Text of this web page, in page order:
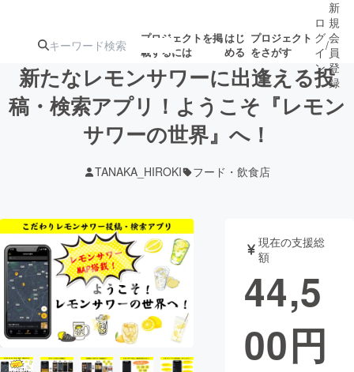
プロジェクトを掲
載するには
はじ
める
プロジェクト
をさがす
注目のリ 注目の新着プロ募集終了が近いプ
テクノロジー・ガジェット
映像・映画 書籍・雑誌
ビジネス・起業 チャレンジ
ロ
グ
イ
ン
/
新
規
会
員
登
録
新たなレモンサワーに出逢える投
稿・検索アプリ！ようこそ『レモン
サワーの世界』へ！
TANAKA_HIROKI フード・飲食店
現在の支援総
額
44,5
00円